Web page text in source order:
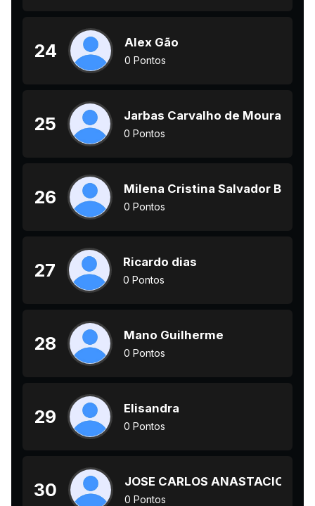
24 Alex Gão
0 Pontos
25 Jarbas Carvalho de Moura
0 Pontos
26 Milena Cristina Salvador
0 Pontos
27 Ricardo dias
0 Pontos
28 Mano Guilherme
0 Pontos
29 Elisandra
0 Pontos
30 JOSE CARLOS ANASTACIO
0 Pontos